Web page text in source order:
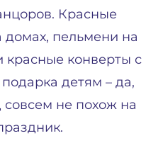
Красные
пельмени на
красные конверты с
детям – да,
совсем не похож на